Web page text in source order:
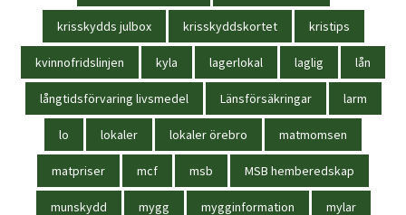
krisskydds julbox krisskyddskortet kristips
kvinnofridslinjen kyla lagerlokal laglig lån
långtidsförvaring livsmedel Länsförsäkringar larm
lo lokaler lokaler örebro matmomsen
matpriser mcf msb MSB hemberedskap
munskydd mygg mygginformation mylar